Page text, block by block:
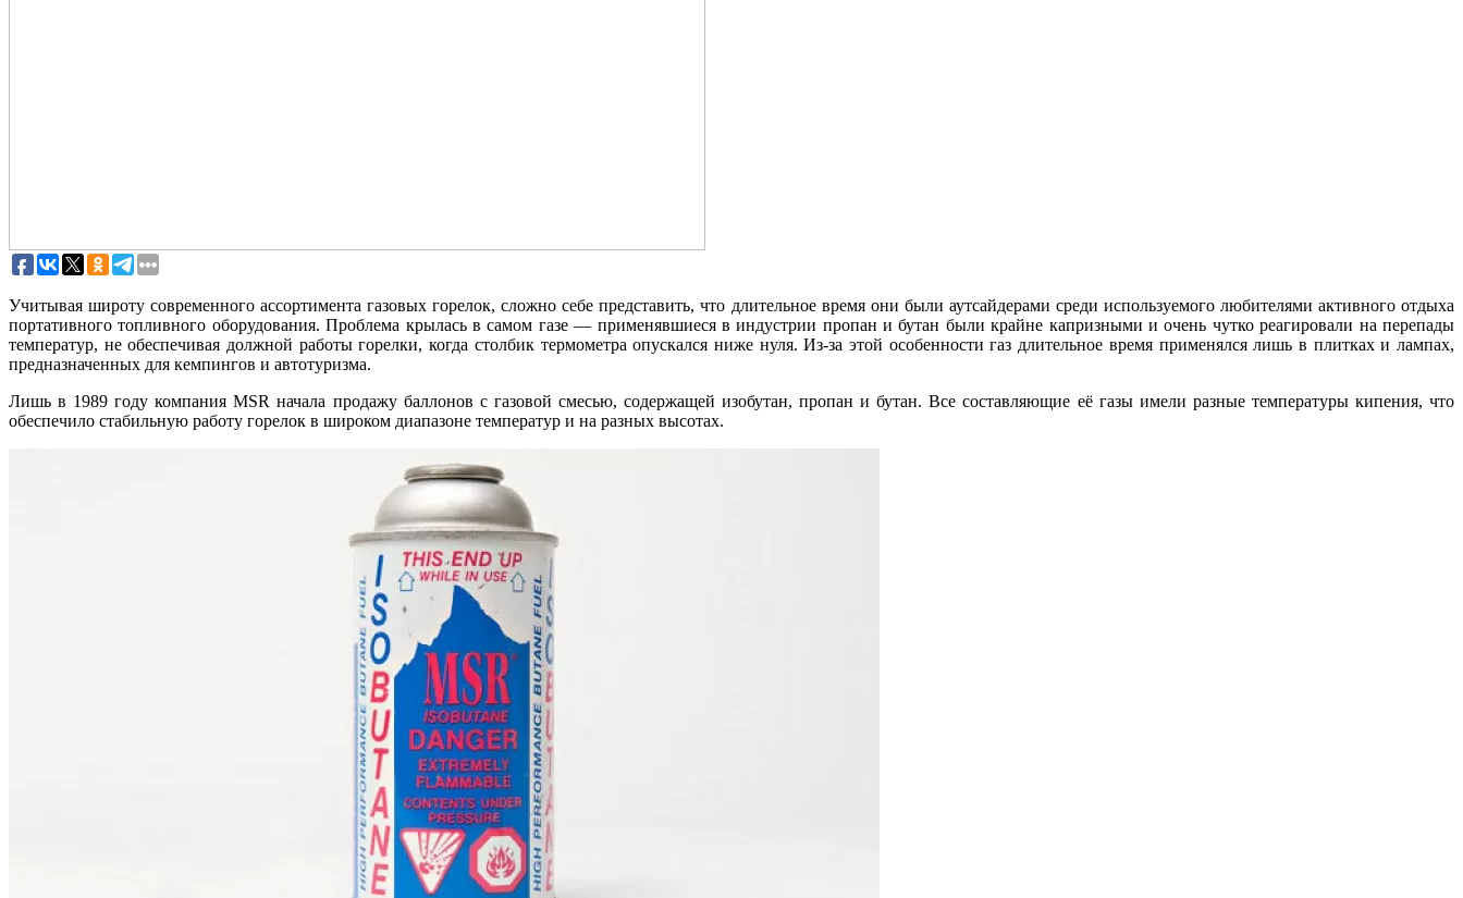
Учитывая широту современного ассортимента газовых горелок, сложно себе представить, что длительное время они были аутсайдерами среди используемого любителями активного отдыха
портативного топливного оборудования. Проблема крылась в самом газе — применявшиеся в индустрии пропан и бутан были крайне капризными и очень чутко реагировали на перепады
температур, не обеспечивая должной работы горелки, когда столбик термометра опускался ниже нуля. Из-за этой особенности газ длительное время применялся лишь в плитках и лампах,
предназначенных для кемпингов и автотуризма.
Лишь в 1989 году компания MSR начала продажу баллонов с газовой смесью, содержащей изобутан, пропан и бутан. Все составляющие её газы имели разные температуры кипения, что
обеспечило стабильную работу горелок в широком диапазоне температур и на разных высотах.